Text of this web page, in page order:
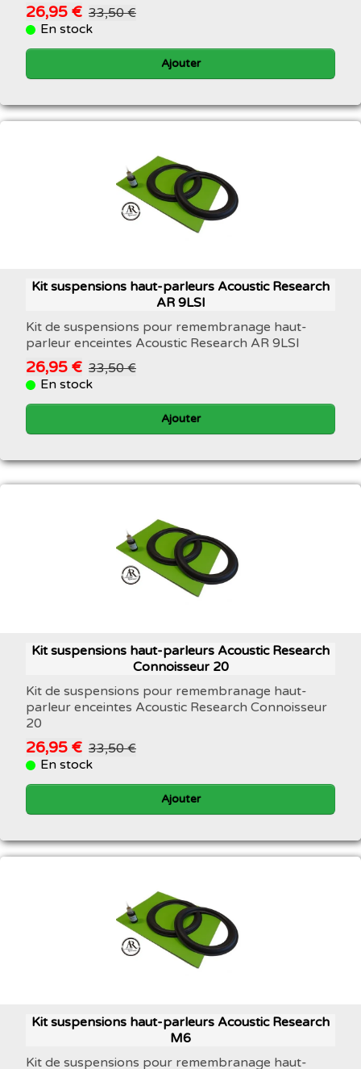
26,95 € 33,50 €
En stock
Ajouter
Kit suspensions haut-parleurs Acoustic Research
AR 9LSI
Kit de suspensions pour remembranage haut-
parleur enceintes Acoustic Research AR 9LSI
26,95 € 33,50 €
En stock
Ajouter
Kit suspensions haut-parleurs Acoustic Research
Connoisseur 20
Kit de suspensions pour remembranage haut-
parleur enceintes Acoustic Research Connoisseur
20
26,95 € 33,50 €
En stock
Ajouter
Kit suspensions haut-parleurs Acoustic Research
M6
Kit de suspensions pour remembranage haut-